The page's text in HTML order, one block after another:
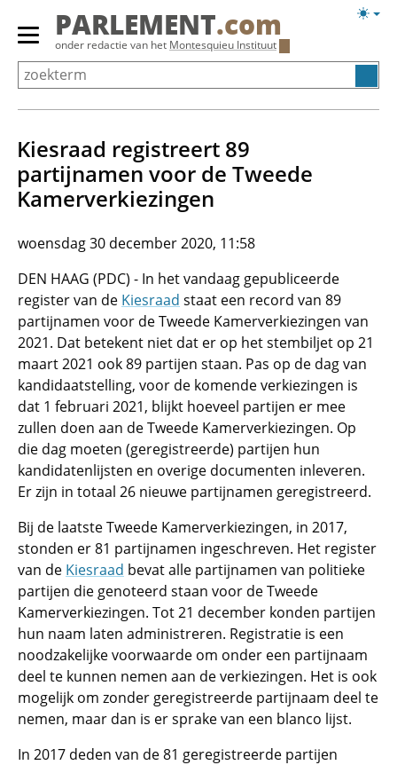
Overslaan
Primair
menu
tonen/verbergen
PARLEMENT.com
onder redactie van het Montesquieu Instituut
Kiesraad registreert 89
partijnamen voor de Tweede
Kamerverkiezingen
woensdag 30 december 2020, 11:58
DEN HAAG (PDC) - In het vandaag gepubliceerde
register van de Kiesraad staat een record van 89
partijnamen voor de Tweede Kamerverkiezingen van
2021. Dat betekent niet dat er op het stembiljet op 21
maart 2021 ook 89 partijen staan. Pas op de dag van
kandidaatstelling, voor de komende verkiezingen is
dat 1 februari 2021, blijkt hoeveel partijen er mee
zullen doen aan de Tweede Kamerverkiezingen. Op
die dag moeten (geregistreerde) partijen hun
kandidatenlijsten en overige documenten inleveren.
Er zijn in totaal 26 nieuwe partijnamen geregistreerd.
Bij de laatste Tweede Kamerverkiezingen, in 2017,
stonden er 81 partijnamen ingeschreven. Het register
van de Kiesraad bevat alle partijnamen van politieke
partijen die genoteerd staan voor de Tweede
Kamerverkiezingen. Tot 21 december konden partijen
hun naam laten administreren. Registratie is een
noodzakelijke voorwaarde om onder een partijnaam
deel te kunnen nemen aan de verkiezingen. Het is ook
mogelijk om zonder geregistreerde partijnaam deel te
nemen, maar dan is er sprake van een blanco lijst.
In 2017 deden van de 81 geregistreerde partijen